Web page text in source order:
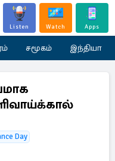
Listen Watch Apps
சமூகம் இந்தியா
Day